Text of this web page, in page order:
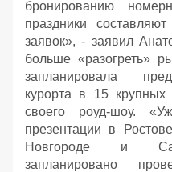
бронированию
праздники
заявок», - заявил
больше «разогреть»
запланировала
курорта в 15
своего роуд-шоу.
презентации в
Новгороде и
запланировано